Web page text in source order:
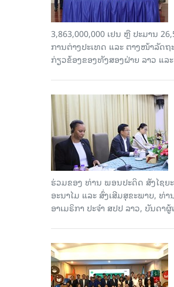
3,863,000,000 ເຢນ ຫຼື ປະມານ
ການຕ່າງປະເທດ ແລະ ຕາງໜ້າລັດ
ກ່ຽວຂ້ອງຂອງທັງສອງຝ່າຍ ລາວ ແລ
ຮ່ວມຂອງ ທ່ານ ພອນປະດິດ ສັງໄຊ
ອະນາໄມ ແລະ ສົ່ງເສີມສຸຂະພາບ,
ອາເມຣິກາ ປະຈຳ ສປປ ລາວ, ບັນດ